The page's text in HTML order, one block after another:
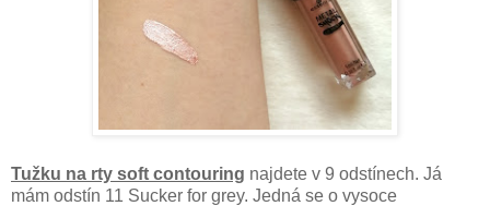
Tužku na rty soft contouring najdete v 9 odstínech. Já
mám odstín 11 Sucker for grey. Jedná se o vysoce